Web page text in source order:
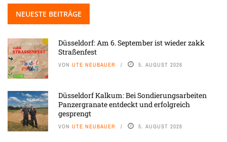
NEUESTE BEITRÄGE
Düsseldorf: Am 6. September ist wieder zakk
Straßenfest
VON UTE NEUBAUER 5. AUGUST 2026
Düsseldorf Kalkum: Bei Sondierungsarbeiten
Panzergranate entdeckt und erfolgreich
gesprengt
VON UTE NEUBAUER 5. AUGUST 2026